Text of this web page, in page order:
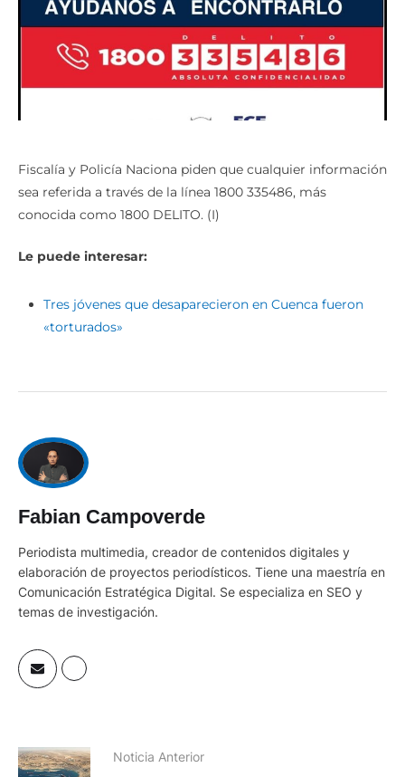
Fiscalía y Policía Naciona piden que cualquier información
sea referida a través de la línea 1800 335486, más
conocida como 1800 DELITO. (I)
Le puede interesar:
Tres jóvenes que desaparecieron en Cuenca fueron
«torturados»
Fabian Campoverde
Periodista multimedia, creador de contenidos digitales y
elaboración de proyectos periodísticos. Tiene una maestría en
Comunicación Estratégica Digital. Se especializa en SEO y
temas de investigación.
Noticia Anterior